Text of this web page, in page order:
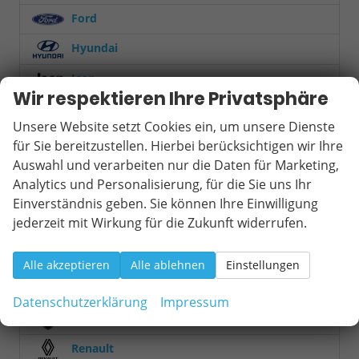
Ford
Hyundai
Jeep
KGM
Kia
Mercedes-Benz
MINI
Mitsubishi
Nissan
Renault
Wir respektieren Ihre Privatsphäre
Unsere Website setzt Cookies ein, um unsere Dienste
für Sie bereitzustellen. Hierbei berücksichtigen wir Ihre
Auswahl und verarbeiten nur die Daten für Marketing,
Analytics und Personalisierung, für die Sie uns Ihr
Einverständnis geben. Sie können Ihre Einwilligung
jederzeit mit Wirkung für die Zukunft widerrufen.
Alle akzeptieren Alle ablehnen Einstellungen
Datenschutzerklärung Impressum